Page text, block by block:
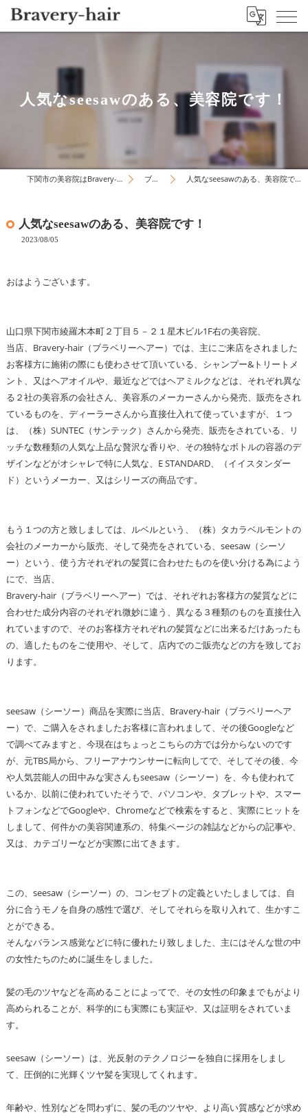
人気なseesawのある、美容院です！
下関市の美容院はBravery-hair ブログ 人気なseesawのある、美容院です！
人気なseesawのある、美容院です！
2023/08/05
おはようございます。
山口県下関市綾羅木本町２丁目５－２１星木ビル1F右の美容院、
当店、Bravery-hair（ブラベリーヘアー）では、主にご来店をされました
お客様方に施術の際にも使わさせて頂いている、シャンプー&トリートメ
ント、又はヘアオイルや、最近などではヘアミルクなどは、それぞれ異な
る２社の美容系の会社さん、美容系のメーカーさんから発売、販売をされ
ているものを、ディーラーさんから直接仕入れて使っていますが、１つ
は、（株）SUNTEC（サンテック）さんから発売、販売をされている、リ
ッチな数種類の人気な上品な贅沢な香りや、その独特なボトルの容器のデ
ザインなどがオシャレで特に人気な、E STANDARD、（イイスタンダー
ド）というメーカー、又はシリーズの商品です。
もう１つの方と致しましては、ルベルという、（株）タカラベルモントの
会社のメーカーから販売、そして発売をされている、seesaw（シーソ
ー）という、使う方それぞれの髪質に合わせたものを使い分ける為によう
にで、当店、
Bravery-hair（ブラベリーヘアー）では、それぞれお客様方の髪質などに
合わせた成分内容のそれぞれ微妙に違う、異なる３種類のものを直接仕入
れていますので、そのお客様方それぞれの髪質などに出来るだけあったも
の、適したものをご使用や、そして、店内でのご販売などの方を致してお
ります。
seesaw（シーソー）商品を実際に当店、Bravery-hair（ブラベリーヘア
ー）で、ご購入をされましたお客様に言われまして、その後Googleなど
で調べてみますと、今現在はちょっとこちらの方では分からないのです
が、元TBS局から、フリーアナウンサーに転向してで、そしてその後、今
や人気芸能人の田中みな実さんもseesaw（シーソー）を、今も使われて
いるか、以前に使われていたそうで、パソコンや、タブレットや、スマー
トフォンなどでGoogleや、Chromeなどで検索をすると、実際にヒットを
しまして、何件かの美容関連系の、特集ページの雑誌などからの記事や、
又は、カテゴリーなどが実際に出てきます。
この、seesaw（シーソー）の、コンセプトの定義といたしましては、自
分に合うモノを自身の感性で選び、そしてそれらを取り入れて、生かすこ
とができる。
そんなバランス感覚などに特に優れたり致しました、主にはそんな世の中
の女性たちのために誕生をしました。
髪の毛のツヤなどを高めることによってで、その女性の印象までもがより
高められることが、科学的にも実際にも実証や、又は証明をされていま
す。
seesaw（シーソー）は、光反射のテクノロジーを独自に採用をしまし
て、圧倒的に光輝くツヤ髪を実現してくれます。
年齢や、性別などを問わずに、髪の毛のツヤや、より高い質感などが求め